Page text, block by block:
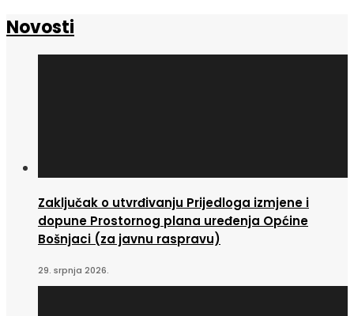
Novosti
Zaključak o utvrđivanju Prijedloga izmjene i
dopune Prostornog plana uređenja Općine
Bošnjaci (za javnu raspravu)
29. srpnja 2026.